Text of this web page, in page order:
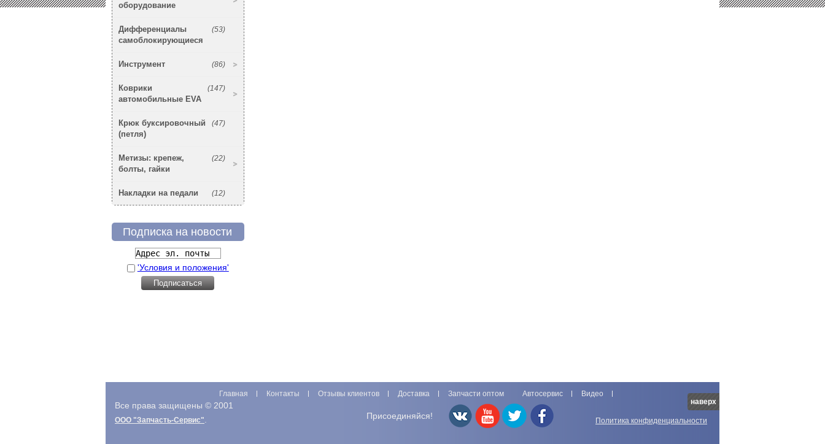
наверх
оборудование
(53)
Дифференциалы
самоблокирующиеся
(86)
Инструмент
(147)
Коврики
автомобильные EVA
(47)
Крюк буксировочный
(петля)
(22)
Метизы: крепеж,
болты, гайки
(12)
Накладки на педали
Подписка на новости
'Условия и положения'
Главная Контакты Отзывы клиентов Доставка Запчасти оптом Автосервис Видео
Политика конфиденциальности
Все права защищены © 2001
ООО "Запчасть-Сервис" Присоединяйся!